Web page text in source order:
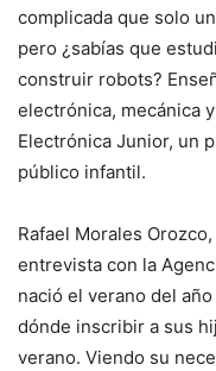
complicada que solo
pero ¿sabías que
construir robots?
electrónica, mecánica
Electrónica Junior, un
público infantil.
Rafael Morales
entrevista con la
nació el verano del
dónde inscribir a sus
verano. Viendo su